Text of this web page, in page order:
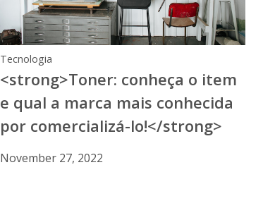
Tecnologia
<strong>Toner: conheça o item
e qual a marca mais conhecida
por comercializá-lo!</strong>
November 27, 2022